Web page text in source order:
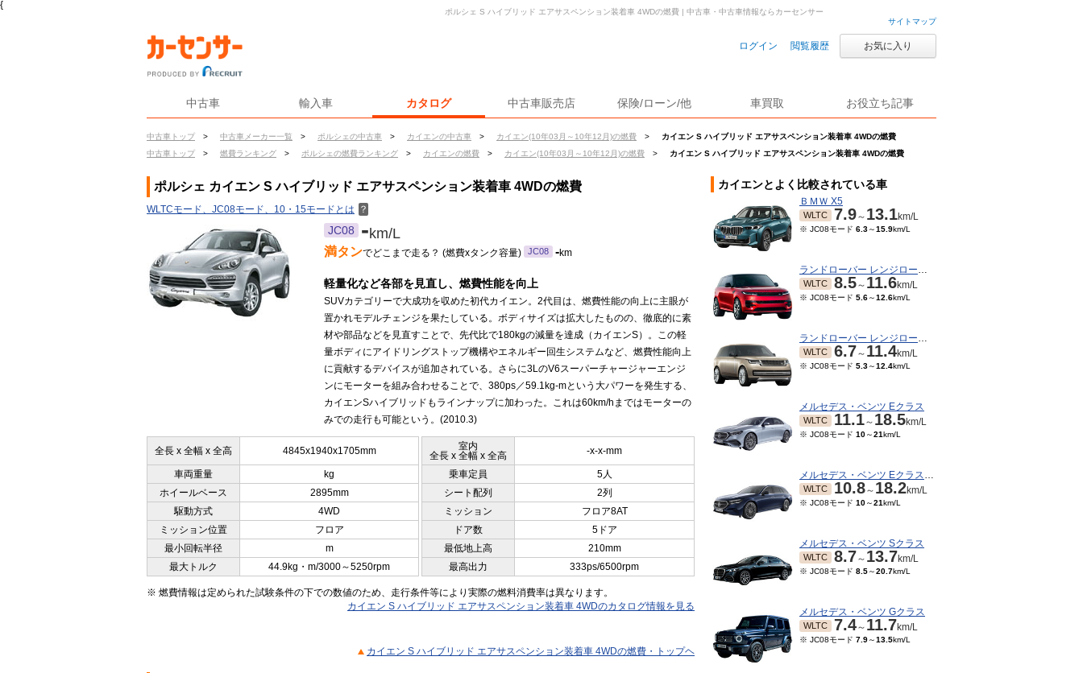
{
サイトマップ
ログイン 閲覧履歴 お気に入り
中古車 輸入車 カタログ 中古車販売店 保険/ローン/他 車買取 お役立ち記事
中古車トップ > 中古車メーカー一覧 > ポルシェの中古車 > カイエンの中古車 > カイエン(10年03月～10年12月)の燃費 >
カイエン S ハイブリッド エアサスペンション装着車 4WDの燃費
中古車トップ
> 燃費ランキング > ポルシェの燃費ランキング > カイエンの燃費 > カイエン(10年03月～10年12月)の燃費 > カイエン S ハイブリッド エアサスペンション装着車 4WDの燃費
ポルシェ S ハイブリッド エアサスペンション装着車 4WDの燃費 | 中古車・中古車情報ならカーセンサー
ポルシェ カイエン S ハイブリッド エアサスペンション装着車 4WDの燃費
WLTCモード、JC08モード、10・15モードとは ？
JC08 -km/L
満タンでどこまで走る？ (燃費xタンク容量) JC08 -km
軽量化など各部を見直し、燃費性能を向上
SUVカテゴリーで大成功を収めた初代カイエン。2代目は、燃費性能の向上に主眼が
置かれモデルチェンジを果たしている。ボディサイズは拡大したものの、徹底的に素
材や部品などを見直すことで、先代比で180kgの減量を達成（カイエンS）。この軽
量ボディにアイドリングストップ機構やエネルギー回生システムなど、燃費性能向上
に貢献するデバイスが追加されている。さらに3LのV6スーパーチャージャーエンジ
ンにモーターを組み合わせることで、380ps／59.1kg-mという大パワーを発生する、
カイエンSハイブリッドもラインナップに加わった。これは60km/hまではモーターの
みでの走行も可能という。(2010.3)
全長 x 全幅 x 全高 4845x1940x1705mm
室内
全長 x 全幅 x 全高
-x-x-mm
車両重量 kg 乗車定員
5人
ホイールベース
2895mm シート配列
2列
駆動方式
4WD ミッション
フロア8AT
ミッション位置
フロア ドア数
5ドア
最小回転半径
m 最低地上高
210mm
最大トルク
44.9kg・m/3000～5250rpm 最高出力 333ps/6500rpm
※ 燃費情報は定められた試験条件の下での数値のため、走行条件等により実際の燃料消費率は異なります。
カイエン S ハイブリッド エアサスペンション装着車 4WDのカタログ情報を見る
カイエン S ハイブリッド エアサスペンション装着車 4WDの燃費・トップヘ
カイエンとよく比較されている車
ＢＭＷ X5
WLTC 7.9～ 13.1km/L
※ JC08モード 6.3～15.9km/L
ランドローバー レンジローバースポーツ
WLTC 8.5～ 11.6km/L
※ JC08モード 5.6～12.6km/L
ランドローバー レンジローバー
WLTC 6.7～ 11.4km/L
※ JC08モード 5.3～12.4km/L
メルセデス・ベンツ Eクラス
WLTC 11.1～ 18.5km/L
※ JC08モード 10～21km/L
メルセデス・ベンツ Eクラスワゴン
WLTC 10.8～ 18.2km/L
※ JC08モード 10～21km/L
メルセデス・ベンツ Sクラス
WLTC 8.7～ 13.7km/L
※ JC08モード 8.5～20.7km/L
メルセデス・ベンツ Gクラス
WLTC 7.4～ 11.7km/L
※ JC08モード 7.9～13.5km/L